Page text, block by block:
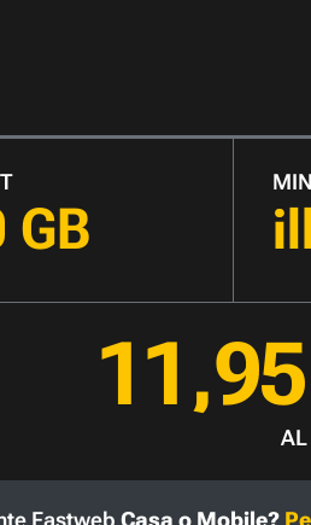
GB
AL
Fastweb Casa o Mobile?